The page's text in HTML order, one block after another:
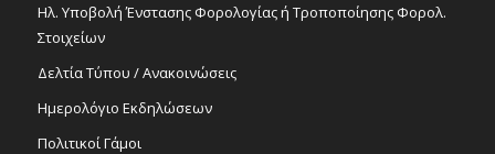
Ηλ. Υποβολή Ένστασης Φορολογίας ή Τροποποίησης Φορολ.
Στοιχείων
Δελτία Τύπου / Ανακοινώσεις
Ημερολόγιο Εκδηλώσεων
Πολιτικοί Γάμοι